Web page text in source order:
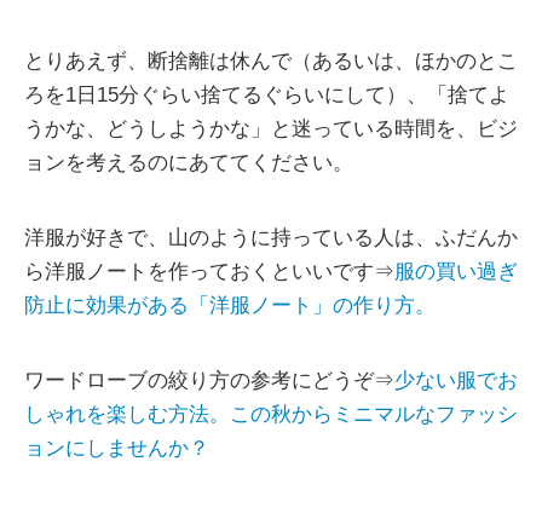
とりあえず、断捨離は休んで（あるいは、ほかのとこ
ろを1日15分ぐらい捨てるぐらいにして）、「捨てよ
うかな、どうしようかな」と迷っている時間を、ビジ
ョンを考えるのにあててください。
洋服が好きで、山のように持っている人は、ふだんか
ら洋服ノートを作っておくといいです⇒服の買い過ぎ
防止に効果がある「洋服ノート」の作り方。
ワードローブの絞り方の参考にどうぞ⇒少ない服でお
しゃれを楽しむ方法。この秋からミニマルなファッシ
ョンにしませんか？